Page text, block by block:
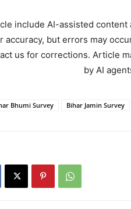
include AI-assisted
accuracy, but errors may
us for corrections. Article
by AI
Bhumi Survey Bihar Jamin Survey